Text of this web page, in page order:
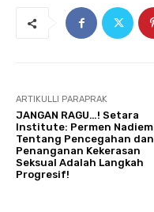
ARTIKULLI PARAPRAK
JANGAN RAGU…! Setara
Institute: Permen Nadiem
Tentang Pencegahan dan
Penanganan Kekerasan
Seksual Adalah Langkah
Progresif!